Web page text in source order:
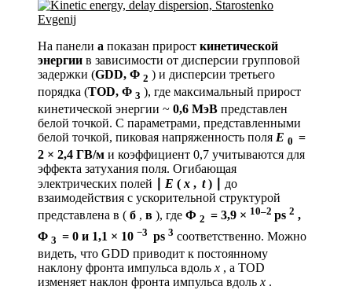
На панели а показан прирост кинетической
энергии в зависимости от дисперсии групповой
задержки (GDD, Φ 2 ) и дисперсии третьего
порядка (TOD, Φ 3 ), где максимальный прирост
кинетической энергии ~ 0,6 МэВ представлен
белой точкой. С параметрами, представленными
белой точкой, пиковая напряженность поля E 0 =
2 × 2,4 ГВ/м и коэффициент 0,7 учитываются для
эффекта затухания поля. Огибающая
электрических полей
E ( x , t)
до
взаимодействия с ускорительной структурой
представлена ​​в ( б , в ), где Ф 2 = 3,9 × 10–2 ps 2 ,
Φ 3 = 0 и 1,1 × 10 −3 ps 3 соответственно. Можно
видеть, что GDD приводит к постоянному
наклону фронта импульса вдоль x , а TOD
изменяет наклон фронта импульса вдоль x .